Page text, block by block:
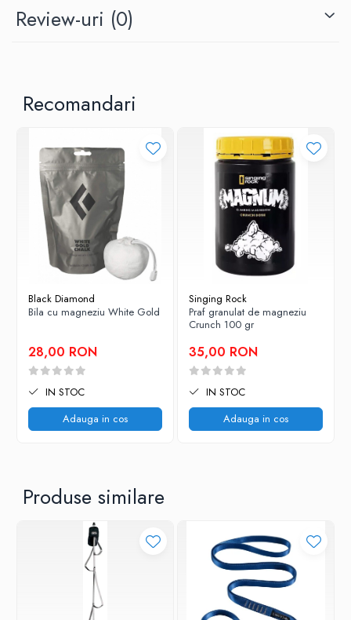
Greutate: 83 g
Review-uri (0)
Recomandari
Black Diamond
Bila cu magneziu White Gold
28,00 RON
IN STOC
Adauga in cos
Singing Rock
Praf granulat de magneziu
Crunch 100 gr
35,00 RON
IN STOC
Adauga in cos
Produse similare